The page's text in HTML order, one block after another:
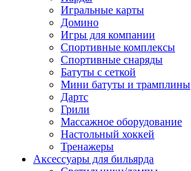
Игральные карты
Домино
Игры для компании
Спортивные комплексы
Спортивные снаряды
Батуты с сеткой
Мини батуты и трамплины
Дартс
Грили
Массажное оборудование
Настольный хоккей
Тренажеры
Аксессуары для бильярда